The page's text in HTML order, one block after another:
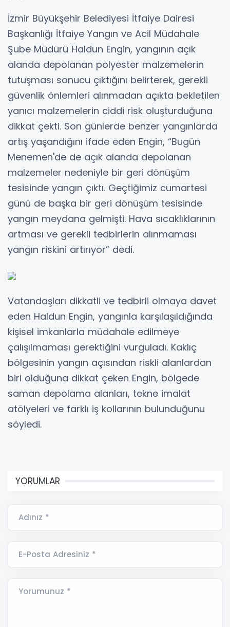
İzmir Büyükşehir Belediyesi İtfaiye Dairesi
Başkanlığı İtfaiye Yangın ve Acil Müdahale
Şube Müdürü Haldun Engin, yangının açık
alanda depolanan polyester malzemelerin
tutuşması sonucu çıktığını belirterek, gerekli
güvenlik önlemleri alınmadan açıkta bekletilen
yanıcı malzemelerin ciddi risk oluşturduğuna
dikkat çekti. Son günlerde benzer yangınlarda
artış yaşandığını ifade eden Engin, “Bugün
Menemen'de de açık alanda depolanan
malzemeler nedeniyle bir geri dönüşüm
tesisinde yangın çıktı. Geçtiğimiz cumartesi
günü de başka bir geri dönüşüm tesisinde
yangın meydana gelmişti. Hava sıcaklıklarının
artması ve gerekli tedbirlerin alınmaması
yangın riskini artırıyor” dedi.
Vatandaşları dikkatli ve tedbirli olmaya davet
eden Haldun Engin, yangınla karşılaşıldığında
kişisel imkanlarla müdahale edilmeye
çalışılmaması gerektiğini vurguladı. Kaklıç
bölgesinin yangın açısından riskli alanlardan
biri olduğuna dikkat çeken Engin, bölgede
saman depolama alanları, tekne imalat
atölyeleri ve farklı iş kollarının bulunduğunu
söyledi.
YORUMLAR
Adınız *
E-Posta Adresiniz *
Yorumunuz *